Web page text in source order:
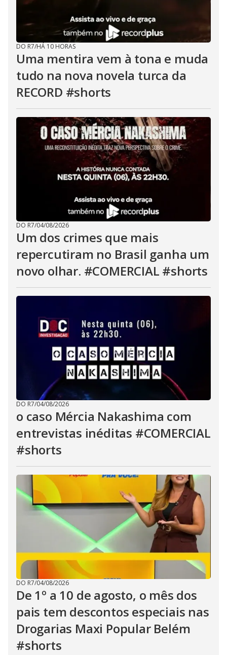
DO R7/HÁ 10 HORAS
Uma mentira vem à tona e muda
tudo na nova novela turca da
RECORD #shorts
DO R7/04/08/2026
Um dos crimes que mais
repercutiram no Brasil ganha um
novo olhar. #COMERCIAL #shorts
DO R7/04/08/2026
o caso Mércia Nakashima com
entrevistas inéditas #COMERCIAL
#shorts
DO R7/04/08/2026
De 1º a 10 de agosto, o mês dos
pais tem descontos especiais nas
Drogarias Maxi Popular Belém
#shorts